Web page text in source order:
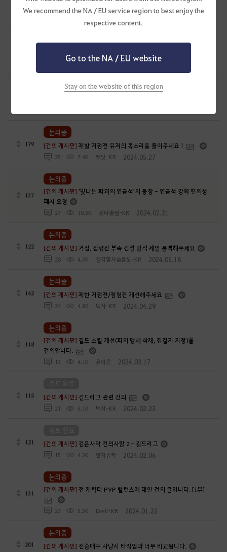
We recommend the NA / EU service region to best enjoy the
respective content.
Go to the NA / EU website
Stay on the website of this region
2024.08.10
6.2K 암흔 2024.07.26
논의중
179 [건의 게시판]제발 거점전 유저의 목소리를 들어주세요 !
25 7.4K 캐닛-KR 2024.05.27
논의중
137
[건의 게시판]'빛나는 파괴의 연금석'의 등장 - 연금석 강화 편의성
패치 요청
27 10.3K 김다슬찡-KR 2024.02.21
논의중
122 [건의 게시판] 거점, 점령전 부속 건설 방식 제발 롤백해주세요
28 4.3K 생각할사슬플도-KR 2024.05.18
논의중
142 [건의 게시판]제한 거점전/점령전 개선해주세요
24 4.8K 백사-KR 2024.04.29
논의중
118
[건의 게시판] 길드 스킬 개선(피의 맹세 삭제, 집결지 지정)을
건의합니다.
13 4.1K 유리은 2024.03.17
논의중
115 [건의 게시판] 길드리그 관련 건의
21 5.1K 백사-KR 2024.02.23
121 [건의 게시판] 검은사막 건의사항 2 - 길드리그
15 4.3K 얀지슈카 2024.02.06
131
[건의 게시판] 전 캐릭터 PVP 밸런스에 대한 건의 글입니다. [1부]
23 5.3K Devil-KR 2024.01.22
논의중
201 [건의 게시판] 전승매구 사냥시 타직업과 너무 비교됩니다.
논의중